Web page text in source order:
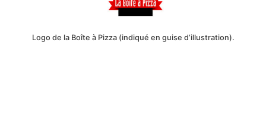
Logo de la Boîte à Pizza (indiqué en guise d’illustration).